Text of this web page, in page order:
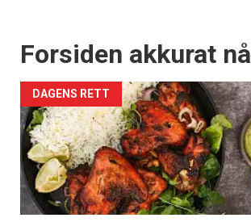
Forsiden akkurat nå
DAGENS RETT